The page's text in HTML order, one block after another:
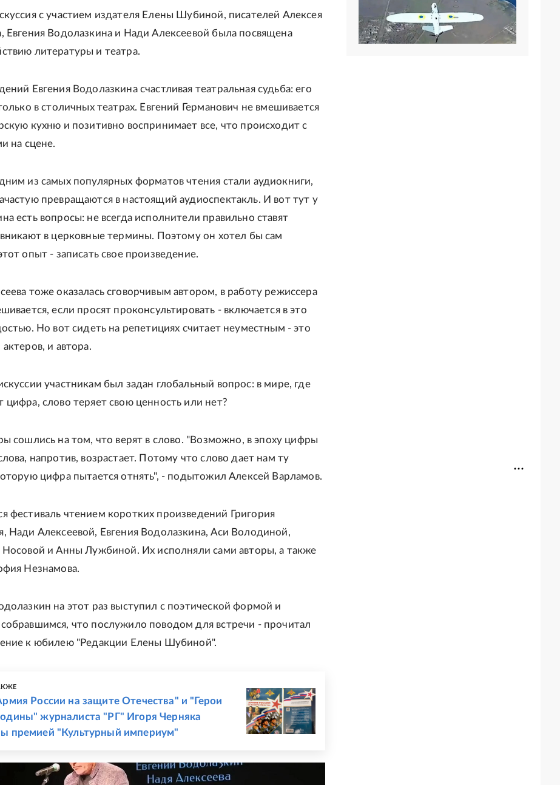
с участием издателя Елены Шубиной, писателей Алексея
Евгения Водолазкина и Нади Алексеевой была посвящена
литературы и театра.
Евгения Водолазкина счастливая театральная судьба: его
в столичных театрах. Евгений Германович не вмешивается
кухню и позитивно воспринимает все, что происходит с
на сцене.
из самых популярных форматов чтения стали аудиокниги,
превращаются в настоящий аудиоспектакль. И вот тут у
есть вопросы: не всегда исполнители правильно ставят
в церковные термины. Поэтому он хотел бы сам
опыт - записать свое произведение.
тоже оказалась сговорчивым автором, в работу режиссера
если просят проконсультировать - включается в это
Но вот сидеть на репетициях считает неуместным - это
и автора.
участникам был задан глобальный вопрос: в мире, где
цифра, слово теряет свою ценность или нет?
сошлись на том, что верят в слово. "Возможно, в эпоху цифры
напротив, возрастает. Потому что слово дает нам ту
цифра пытается отнять", - подытожил Алексей Варламов.
фестиваль чтением коротких произведений Григория
Нади Алексеевой, Евгения Водолазкина, Аси Володиной,
Носовой и Анны Лужбиной. Их исполняли сами авторы, а также
Незнамова.
на этот раз выступил с поэтической формой и
что послужило поводом для встречи - прочитал
к юбилею "Редакции Елены Шубиной".
России на защите Отечества" и "Герои
журналиста "РГ" Игоря Черняка
премией "Культурный империум"